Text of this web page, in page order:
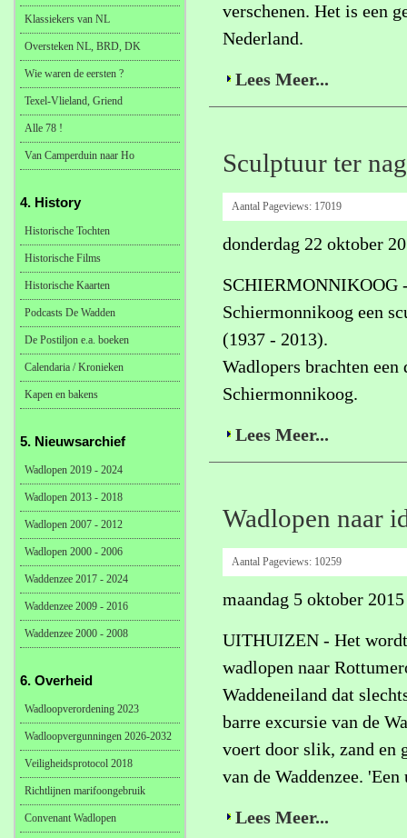
verschenen. Het is een
Nederland.
Lees Meer...
Sculptuur ter
Aantal Pageviews: 17019
donderdag 22 oktober
SCHIERMONNIKOOG
Schiermonnikoog een
(1937 - 2013).
Wadlopers brachten
Schiermonnikoog.
Lees Meer...
Wadlopen naar
Aantal Pageviews: 10259
maandag 5 oktober 2015
UITHUIZEN - Het
wadlopen naar
Waddeneiland dat
barre excursie van de
voert door slik, zand en
van de Waddenzee.
Lees Meer...
Klassiekers van NL
Oversteken NL, BRD, DK
Wie waren de eersten ?
Texel-Vlieland, Griend
Alle 78 !
Van Camperduin naar Ho
4. History
Historische Tochten
Historische Films
Historische Kaarten
Podcasts De Wadden
De Postiljon e.a. boeken
Calendaria / Kronieken
Kapen en bakens
5. Nieuwsarchief
Wadlopen 2019 - 2024
Wadlopen 2013 - 2018
Wadlopen 2007 - 2012
Wadlopen 2000 - 2006
Waddenzee 2017 - 2024
Waddenzee 2009 - 2016
Waddenzee 2000 - 2008
6. Overheid
Wadloopverordening 2023
Wadloopvergunningen 2026-2032
Veiligheidsprotocol 2018
Richtlijnen marifoongebruik
Convenant Wadlopen